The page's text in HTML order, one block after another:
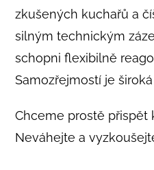
zkušených kuchařů a
silným technickým
schopni flexibilně
Samozřejmostí je
Chceme prostě přispět
Neváhejte a